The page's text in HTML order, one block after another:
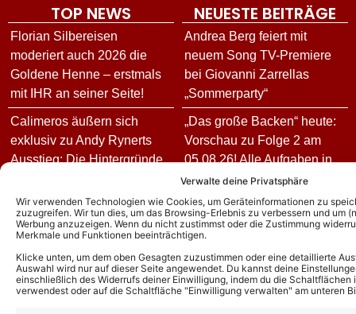
Verwalte deine Privatsphäre
Wir verwenden Technologien wie Cookies, um Geräteinformationen zu
zuzugreifen. Wir tun dies, um das Browsing-Erlebnis zu verbessern und um
Werbung anzuzeigen. Wenn du nicht zustimmst oder die Zustimmung
Merkmale und Funktionen beeinträchtigen.
Klicke unten, um dem oben Gesagten zuzustimmen oder eine detaillierte
Auswahl wird nur auf dieser Seite angewendet. Du kannst deine
einschließlich des Widerrufs deiner Einwilligung, indem du die
verwendest oder auf die Schaltfläche "Einwilligung verwalten" am unteren
TOP NEWS
Florian Silbereisen
moderiert auch 2026 die
Goldene Henne – erstmals
mit IHR an seiner Seite!
Calimeros äußern sich
exklusiv zu Andy Rynerts
Ausstieg: Die Hintergründe
Schlagerband weitergeht!
Andy Borg über neue
Das ist für ihn das schönste
Kompliment
NEUESTE BEITRÄGE
Andrea Berg feiert mit
neuem Song TV-Premiere
bei Giovanni Zarrellas
„Sommerparty“
„Das große Backen“ heute:
Vorschau zu Folge 2 am
05.08.26! Alle Aufgaben in
der 100. Episode der Show!
„Sommerkultur 26“ in
Delmenhorst: Komplettes
Programm vom 04. bis
08.08.26
Sie schrieb Hits für Maite